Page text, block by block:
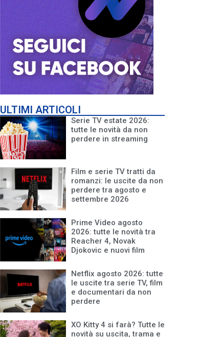
ULTIMI ARTICOLI
Serie TV estate 2026:
tutte le novità da non
perdere in streaming
Film e serie TV tratti da
romanzi: le uscite da non
perdere tra agosto e
settembre 2026
Prime Video agosto
2026: tutte le novità tra
Reacher 4, Novak
Djokovic e nuovi film
Netflix agosto 2026: tutte
le uscite tra serie TV, film
e documentari da non
perdere
XO Kitty 4 si farà? Tutte le
novità su uscita, trama e